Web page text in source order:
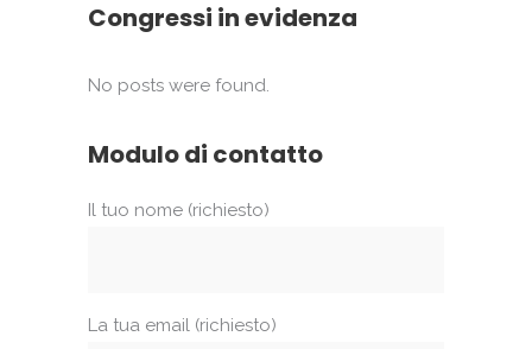
Congressi in evidenza
No posts were found.
Modulo di contatto
Il tuo nome (richiesto)
La tua email (richiesto)